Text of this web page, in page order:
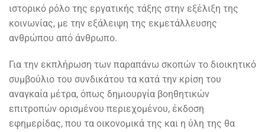
ιστορικό ρόλο της εργατικής τάξης στην εξέλιξη της
κοινωνίας, με την εξάλειψη της εκμετάλλευσης
ανθρώπου από άνθρωπο.
Για την εκπλήρωση των παραπάνω σκοπών το διοικητικό
συμβούλιο του συνδικάτου τα κατά την κρίση του
αναγκαία μέτρα, όπως δημιουργία βοηθητικών
επιτροπών ορισμένου περιεχομένου, έκδοση
εφημερίδας, που τα οικονομικά της και η ύλη της θα